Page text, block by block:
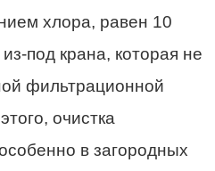
хлора, равен 10
под крана, которая не
фильтрационной
очистка
в загородных